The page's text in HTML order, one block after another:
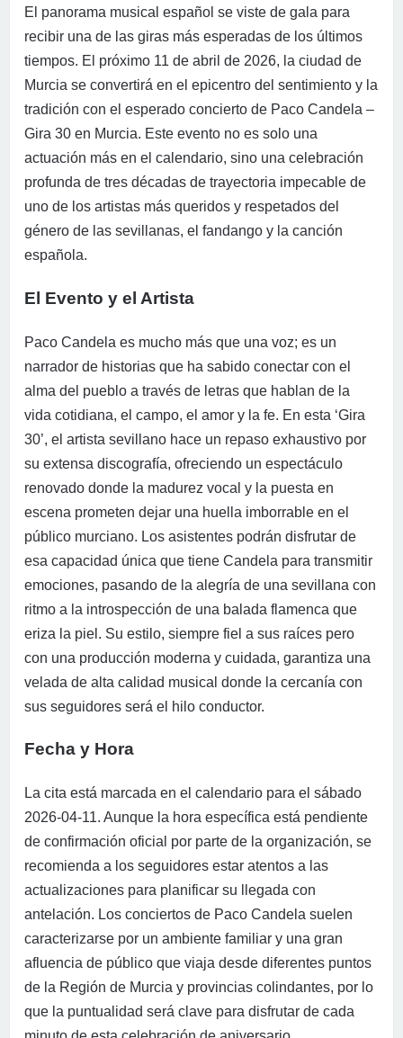
El panorama musical español se viste de gala para
recibir una de las giras más esperadas de los últimos
tiempos. El próximo 11 de abril de 2026, la ciudad de
Murcia se convertirá en el epicentro del sentimiento y la
tradición con el esperado concierto de Paco Candela –
Gira 30 en Murcia. Este evento no es solo una
actuación más en el calendario, sino una celebración
profunda de tres décadas de trayectoria impecable de
uno de los artistas más queridos y respetados del
género de las sevillanas, el fandango y la canción
española.
El Evento y el Artista
Paco Candela es mucho más que una voz; es un
narrador de historias que ha sabido conectar con el
alma del pueblo a través de letras que hablan de la
vida cotidiana, el campo, el amor y la fe. En esta ‘Gira
30’, el artista sevillano hace un repaso exhaustivo por
su extensa discografía, ofreciendo un espectáculo
renovado donde la madurez vocal y la puesta en
escena prometen dejar una huella imborrable en el
público murciano. Los asistentes podrán disfrutar de
esa capacidad única que tiene Candela para transmitir
emociones, pasando de la alegría de una sevillana con
ritmo a la introspección de una balada flamenca que
eriza la piel. Su estilo, siempre fiel a sus raíces pero
con una producción moderna y cuidada, garantiza una
velada de alta calidad musical donde la cercanía con
sus seguidores será el hilo conductor.
Fecha y Hora
La cita está marcada en el calendario para el sábado
2026-04-11. Aunque la hora específica está pendiente
de confirmación oficial por parte de la organización, se
recomienda a los seguidores estar atentos a las
actualizaciones para planificar su llegada con
antelación. Los conciertos de Paco Candela suelen
caracterizarse por un ambiente familiar y una gran
afluencia de público que viaja desde diferentes puntos
de la Región de Murcia y provincias colindantes, por lo
que la puntualidad será clave para disfrutar de cada